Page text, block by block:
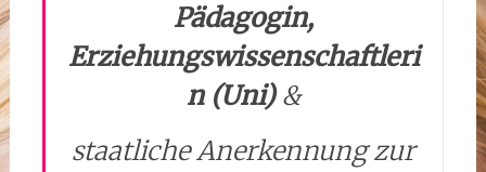
Pädagogin,
Erziehungswissenschaftleri
n (Uni)&
staatliche Anerkennung zur